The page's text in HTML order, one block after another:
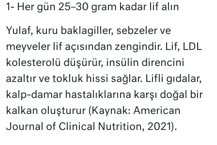
1- Her gün 25–30 gram kadar lif alın
Yulaf, kuru baklagiller, sebzeler ve
meyveler lif açısından zengindir. Lif, LDL
kolesterolü düşürür, insülin direncini
azaltır ve tokluk hissi sağlar. Lifli gıdalar,
kalp-damar hastalıklarına karşı doğal bir
kalkan oluşturur (Kaynak: American
Journal of Clinical Nutrition, 2021).